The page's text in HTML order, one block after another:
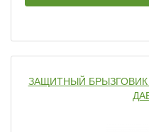
ЗАЩИТНЫЙ